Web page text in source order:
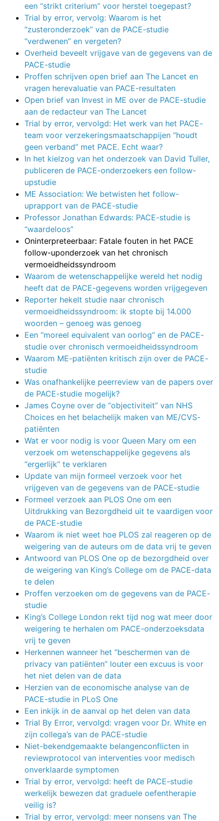
een “strikt criterium” voor herstel toegepast?
Trial by error, vervolg: Waarom is het
“zusteronderzoek” van de PACE-studie
“verdwenen” en vergeten?
Overheid beveelt vrijgave van de gegevens van de
PACE-studie
Proffen schrijven open brief aan The Lancet en
vragen herevaluatie van PACE-resultaten
Open brief van Invest in ME over de PACE-studie
aan de redacteur van The Lancet
Trial by error, vervolgd: Het werk van het PACE-
team voor verzekeringsmaatschappijen “houdt
geen verband” met PACE. Echt waar?
In het kielzog van het onderzoek van David Tuller,
publiceren de PACE-onderzoekers een follow-
upstudie
ME Association: We betwisten het follow-
uprapport van de PACE-studie
Professor Jonathan Edwards: PACE-studie is
“waardeloos”
Oninterpreteerbaar: Fatale fouten in het PACE
follow-uponderzoek van het chronisch
vermoeidheidssyndroom
Waarom de wetenschappelijke wereld het nodig
heeft dat de PACE-gegevens worden vrijgegeven
Reporter hekelt studie naar chronisch
vermoeidheidssyndroom: ik stopte bij 14.000
woorden – genoeg was genoeg
Een “moreel equivalent van oorlog” en de PACE-
studie over chronisch vermoeidheidssyndroom
Waarom ME-patiënten kritisch zijn over de PACE-
studie
Was onafhankelijke peerreview van de papers over
de PACE-studie mogelijk?
James Coyne over de “objectiviteit” van NHS
Choices en het belachelijk maken van ME/CVS-
patiënten
Wat er voor nodig is voor Queen Mary om een
verzoek om wetenschappelijke gegevens als
“ergerlijk” te verklaren
Update van mijn formeel verzoek voor het
vrijgeven van de gegevens van de PACE-studie
Formeel verzoek aan PLOS One om een
Uitdrukking van Bezorgdheid uit te vaardigen voor
de PACE-studie
Waarom ik niet weet hoe PLOS zal reageren op de
weigering van de auteurs om de data vrij te geven
Antwoord van PLOS One op de bezorgdheid over
de weigering van King’s College om de PACE-data
te delen
Proffen verzoeken om de gegevens van de PACE-
studie
King’s College London rekt tijd nog wat meer door
weigering te herhalen om PACE-onderzoeksdata
vrij te geven
Herkennen wanneer het “beschermen van de
privacy van patiënten” louter een excuus is voor
het niet delen van de data
Herzien van de economische analyse van de
PACE-studie in PLoS One
Een inkijk in de aanval op het delen van data
Trial By Error, vervolgd: vragen voor Dr. White en
zijn collega’s van de PACE-studie
Niet-bekendgemaakte belangenconflicten in
reviewprotocol van interventies voor medisch
onverklaarde symptomen
Trial by error, vervolgd: heeft de PACE-studie
werkelijk bewezen dat graduele oefentherapie
veilig is?
Trial by error, vervolgd: meer nonsens van The